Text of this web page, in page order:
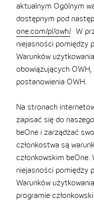
aktualnym Ogólnym
dostępnym pod
one.com/pl/owh/. W
niejasności pomiędzy
Warunków
obowiązujących
postanowienia OWH.
Na stronach
zapisać się do
beOne i zarządzać
członkostwa są
członkowskim
niejasności pomiędzy
Warunków
programie